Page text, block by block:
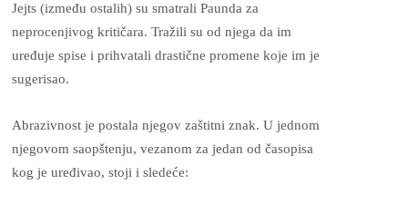
Jejts (između ostalih) su smatrali Paunda za
neprocenjivog kritičara. Tražili su od njega da im
uređuje spise i prihvatali drastične promene koje im je
sugerisao.
Abrazivnost je postala njegov zaštitni znak. U jednom
njegovom saopštenju, vezanom za jedan od časopisa
kog je uređivao, stoji i sledeće: